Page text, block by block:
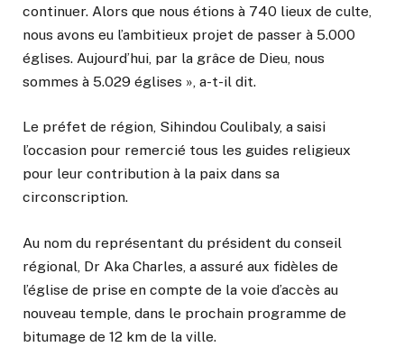
continuer. Alors que nous étions à 740 lieux de culte,
nous avons eu l’ambitieux projet de passer à 5.000
églises. Aujourd’hui, par la grâce de Dieu, nous
sommes à 5.029 églises », a-t-il dit.
Le préfet de région, Sihindou Coulibaly, a saisi
l’occasion pour remercié tous les guides religieux
pour leur contribution à la paix dans sa
circonscription.
Au nom du représentant du président du conseil
régional, Dr Aka Charles, a assuré aux fidèles de
l’église de prise en compte de la voie d’accès au
nouveau temple, dans le prochain programme de
bitumage de 12 km de la ville.